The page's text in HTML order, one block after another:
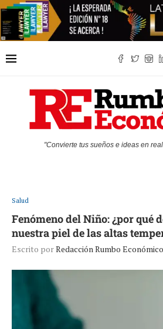
"Convierte tus sueños e ideas en
Salud
Fenómeno del Niño: ¿por qué
nuestra piel de las altas
Escrito porRedacción Rumbo Económico